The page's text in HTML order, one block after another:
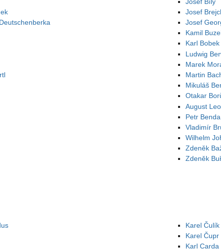
Josef
Josef
Kamil
Karl Bobek
Ludwig
Marek
Martin
Mikuláš
Otakar
August
Petr Benda
Vladimír
Wilhelm
Zdeněk
Zdeněk
Karel Čulík
Karel Čupr
Karl Carda